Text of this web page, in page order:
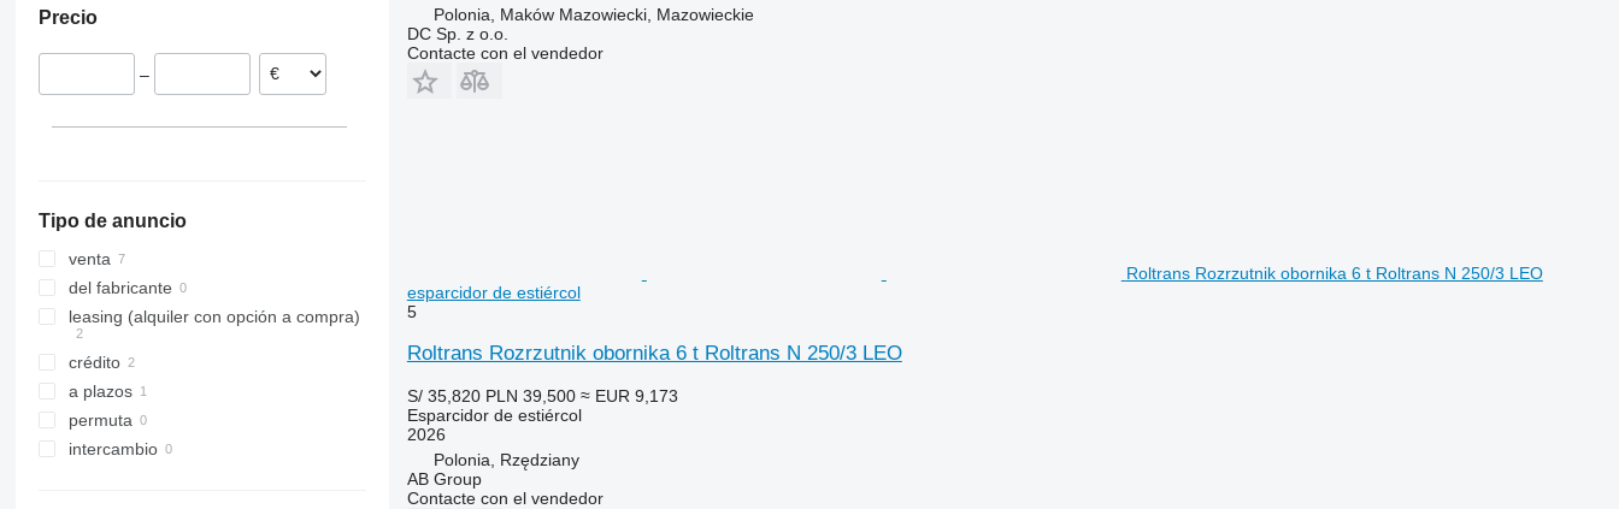
Precio
–
Tipo de anuncio
venta
del fabricante
leasing (alquiler con opción a compra)
crédito
a plazos
permuta
intercambio
Polonia, Maków Mazowiecki, Mazowieckie
DC Sp. z o.o.
Contacte con el vendedor
Roltrans Rozrzutnik obornika 6 t Roltrans N 250/3 LEO
esparcidor de estiércol
5
Roltrans Rozrzutnik obornika 6 t Roltrans N 250/3 LEO
S/ 35,820 PLN 39,500 ≈ EUR 9,173
Esparcidor de estiércol
2026
Polonia, Rzędziany
AB Group
Contacte con el vendedor